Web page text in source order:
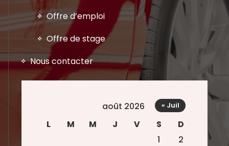
Offre d’emploi
Offre de stage
Nous contacter
août 2026
L
M M J V S
D
1
2
« Juil